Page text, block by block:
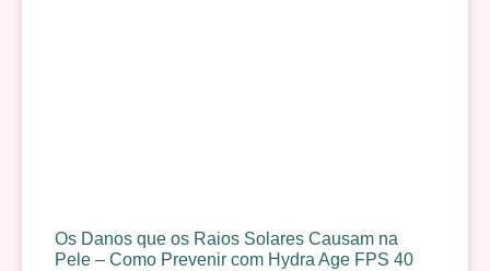
Os Danos que os Raios Solares Causam na
Pele – Como Prevenir com Hydra Age FPS 40